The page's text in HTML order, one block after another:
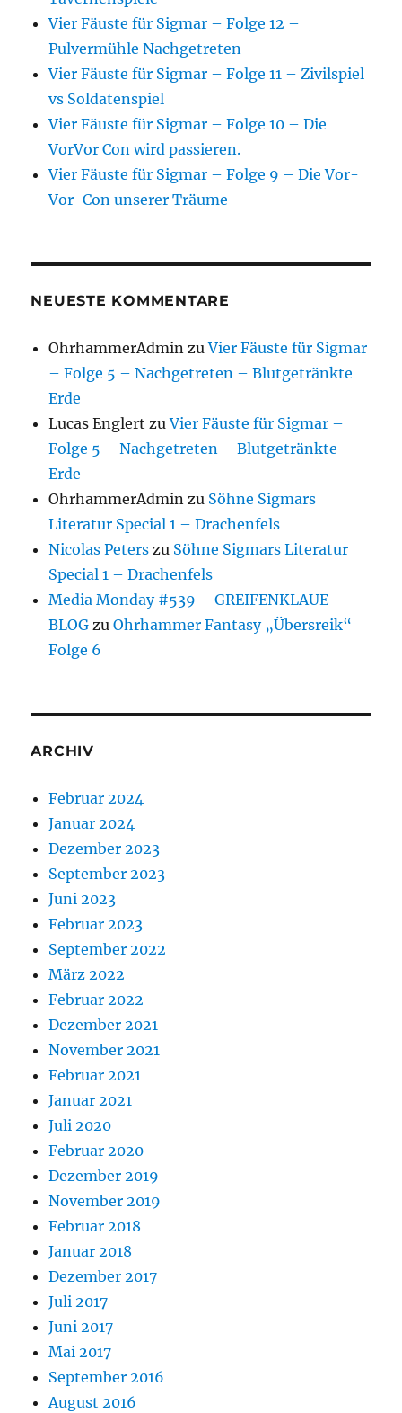
Vier Fäuste für Sigmar – Folge 12 –
Pulvermühle Nachgetreten
Vier Fäuste für Sigmar – Folge 11 – Zivilspiel
vs Soldatenspiel
Vier Fäuste für Sigmar – Folge 10 – Die
VorVor Con wird passieren.
Vier Fäuste für Sigmar – Folge 9 – Die Vor-
Vor-Con unserer Träume
NEUESTE KOMMENTARE
OhrhammerAdmin zuVier Fäuste für Sigmar
– Folge 5 – Nachgetreten – Blutgetränkte
Erde
Lucas Englert zuVier Fäuste für Sigmar –
Folge 5 – Nachgetreten – Blutgetränkte
Erde
OhrhammerAdmin zu Söhne Sigmars
Literatur Special 1 – Drachenfels
Nicolas Peters zu Söhne Sigmars Literatur
Special 1 – Drachenfels
Media Monday #539 – GREIFENKLAUE –
BLOG zuOhrhammer Fantasy „Übersreik“
Folge 6
ARCHIV
Februar 2024
Januar 2024
Dezember 2023
September 2023
Juni 2023
Februar 2023
September 2022
März 2022
Februar 2022
Dezember 2021
November 2021
Februar 2021
Januar 2021
Juli 2020
Februar 2020
Dezember 2019
November 2019
Februar 2018
Januar 2018
Dezember 2017
Juli 2017
Juni 2017
Mai 2017
September 2016
August 2016